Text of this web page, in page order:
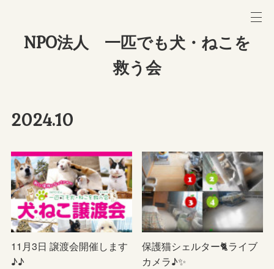
NPO法人 一匹でも犬・ねこを
救う会
2024.10
11月3日 譲渡会開催します
♪♪
保護猫シェルター🐈ライブ
カメラ♪✨